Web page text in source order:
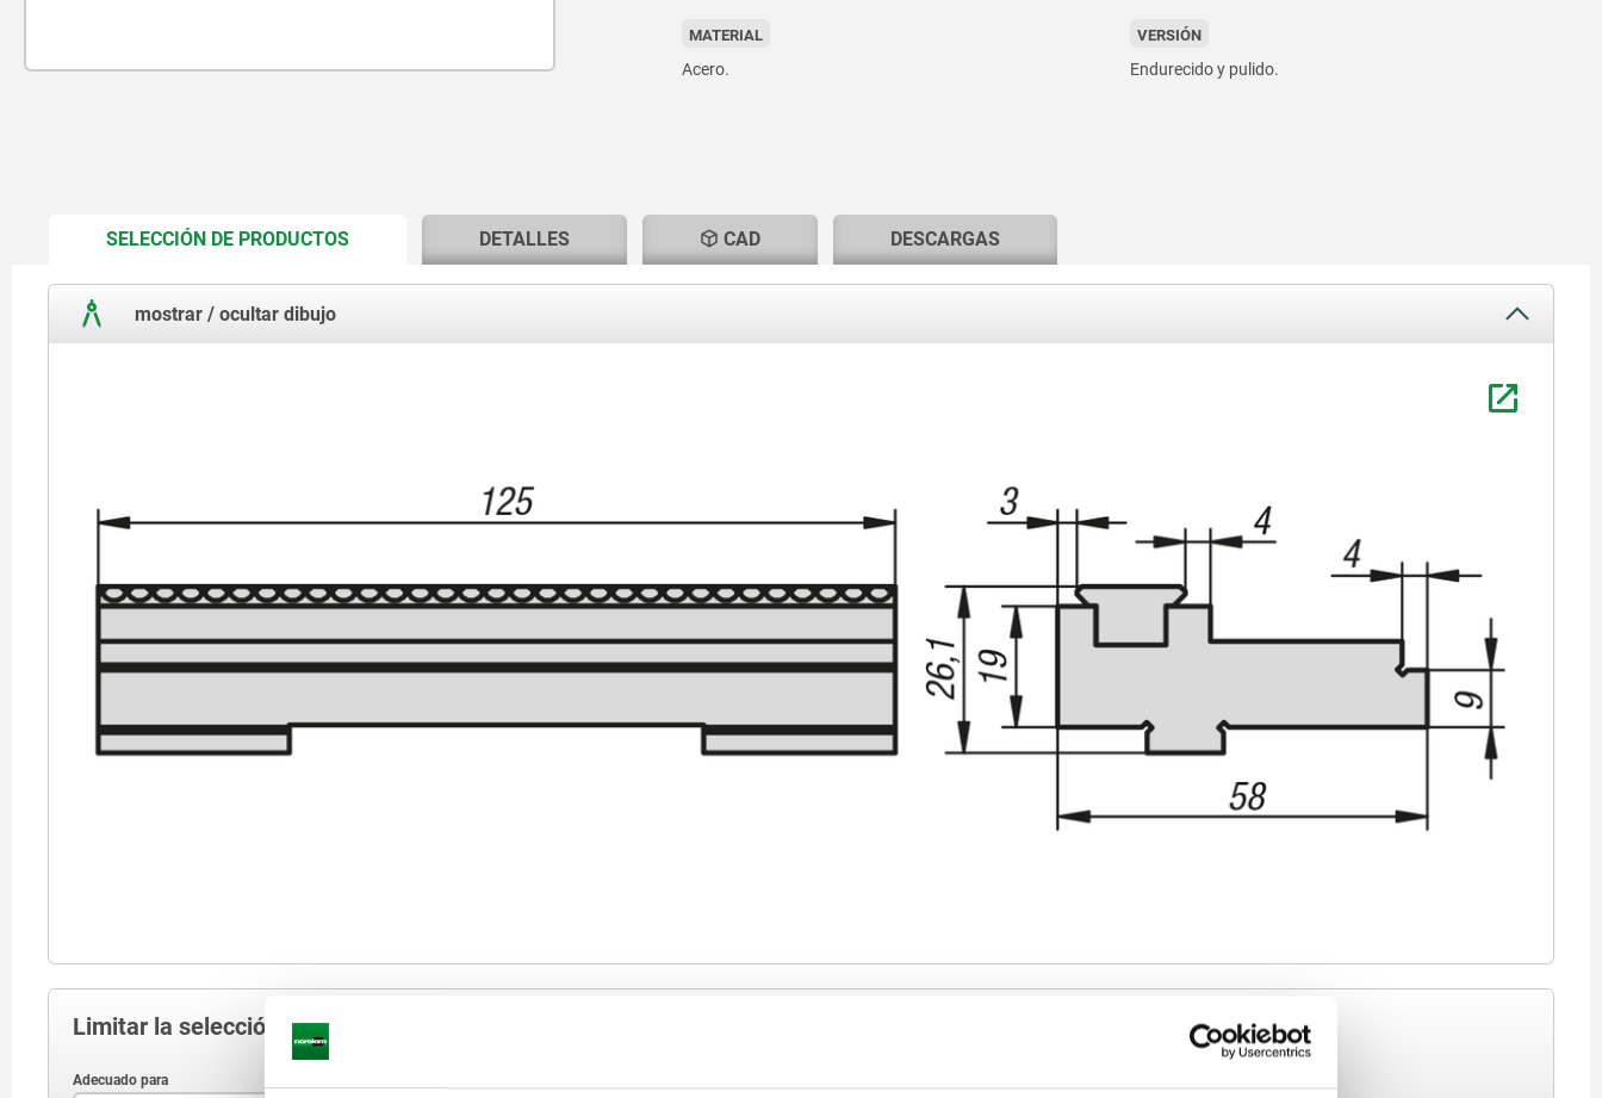
MATERIAL
Acero.
VERSIÓN
Endurecido y pulido.
SELECCIÓN DE PRODUCTOSCURRENT
DETALLES CAD DESCARGAS
mostrar / ocultar dibujo
Limitar la selección de artículos